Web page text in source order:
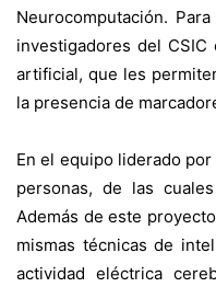
Neurocomputación.
investigadores del
artificial, que les
la presencia de
En el equipo liderado por
personas, de las
Además de este
mismas técnicas de
actividad eléctrica